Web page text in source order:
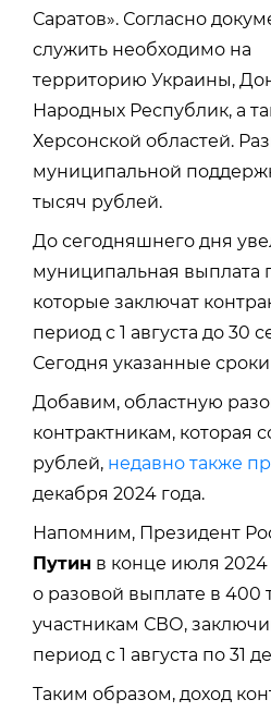
Саратов». Согласно
служить необходимо на
территорию Украины,
Народных Республик, а
Херсонской областей.
муниципальной
тысяч рублей.
До сегодняшнего дня
муниципальная выплата
которые заключат
период с 1 августа до 30
Сегодня указанные
Добавим, областную
контрактникам, которая
рублей, недавно также
декабря 2024 года.
Напомним, Президент
Путин в конце июля 2024
о разовой выплате в 400
участникам СВО,
период с 1 августа по 31
Таким образом, доход